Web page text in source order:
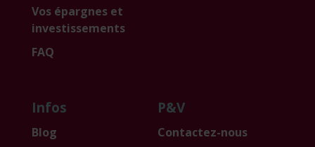
Vos épargnes et
investissements
FAQ
Infos
Blog
P&V
Contactez-nous